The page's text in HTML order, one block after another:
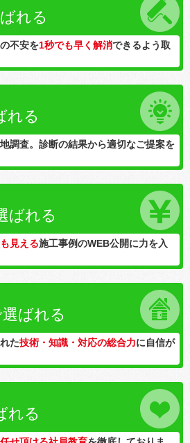
れる
不安を1秒でも早く解消できるよう取
れる
調査。診断の結果から適切なご提案を
ばれる
見える施工事例のWEB公開に力を入
ばれる
た技術・知識・対応の総合力に自信が
れる